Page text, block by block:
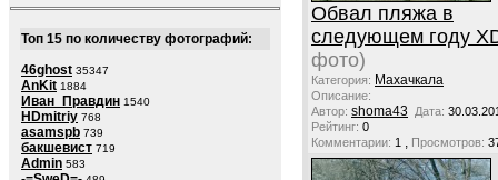
Топ 15 по количеству фотографий:
46ghost 35347
AnKit 1884
Иван_Правдин 1540
HDmitriy 768
asamspb 739
бакшевист 719
Admin 583
Обвал пляжа в
следующем году
фото)
Категория: Махачкала
Описание:
Автор: shoma43 Дата:
Рейтинг: 0
Комментарии: 1 , Просмотров: